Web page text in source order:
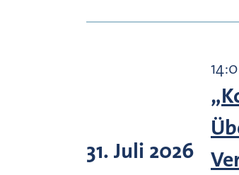
31. Juli 2026